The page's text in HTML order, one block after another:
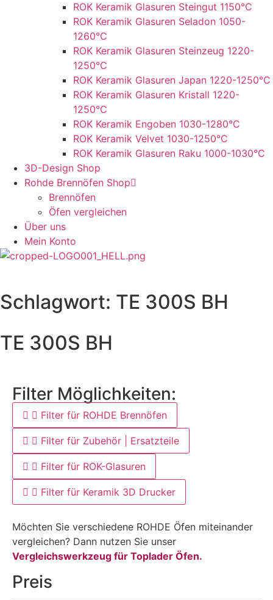
ROK Keramik Glasuren Steingut 1150°C
ROK Keramik Glasuren Seladon 1050-
1260°C
ROK Keramik Glasuren Steinzeug 1220-
1250°C
ROK Keramik Glasuren Japan 1220-1250°C
ROK Keramik Glasuren Kristall 1220-
1250°C
ROK Keramik Engoben 1030-1280°C
ROK Keramik Velvet 1030-1250°C
ROK Keramik Glasuren Raku 1000-1030°C
3D-Design Shop
Rohde Brennöfen Shop
Brennöfen
Öfen vergleichen
Über uns
Mein Konto
Schlagwort: TE 300S BH
TE 300S BH
Filter Möglichkeiten:
Filter für ROHDE Brennöfen
Filter für Zubehör | Ersatzteile
Filter für ROK-Glasuren
Filter für Keramik 3D Drucker
Möchten Sie verschiedene ROHDE Öfen miteinander
vergleichen? Dann nutzen Sie unser
Vergleichswerkzeug für Toplader Öfen.
Preis